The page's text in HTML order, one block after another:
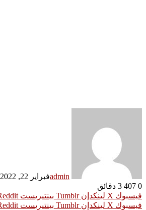
adminفبراير 22, 2022
0
3 دقائق
فيسبوك ‫X لينكدإن بينتيريست
فيسبوك ‫X لينكدإن بينتيريست